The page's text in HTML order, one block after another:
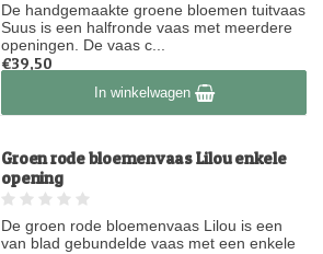
De handgemaakte groene bloemen tuitvaas
Suus is een halfronde vaas met meerdere
openingen. De vaas c...
€39,50
Op voorraadIn winkelwagen
Groen rode bloemenvaas Lilou enkele
opening
De groen rode bloemenvaas Lilou is een
van blad gebundelde vaas met een enkele